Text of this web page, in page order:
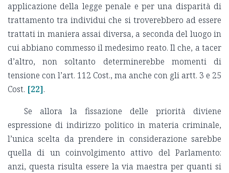
applicazione della legge penale e per una disparità di
trattamento tra individui che si troverebbero ad essere
trattati in maniera assai diversa, a seconda del luogo in
cui abbiano commesso il medesimo reato. Il che, a tacer
d’altro, non soltanto determinerebbe momenti di
tensione con l’art. 112 Cost., ma anche con gli artt. 3 e 25
Cost. [22].
Se allora la fissazione delle priorità diviene
espressione di indirizzo politico in materia criminale,
l’unica scelta da prendere in considerazione sarebbe
quella di un coinvolgimento attivo del Parlamento:
anzi, questa risulta essere la via maestra per quanti si